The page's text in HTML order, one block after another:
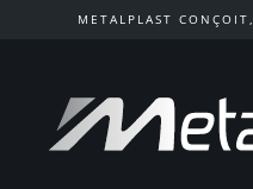
METALPLAST